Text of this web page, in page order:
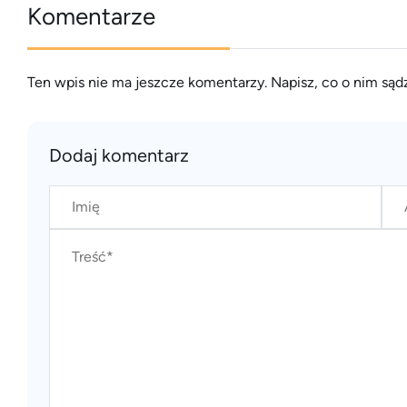
Komentarze
Ten wpis nie ma jeszcze komentarzy. Napisz, co o nim
Dodaj komentarz